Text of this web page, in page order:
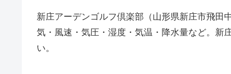
新庄アーデンゴルフ倶楽部（山形県新庄市飛田
気・風速・気圧・湿度・気温・降水量など。新
い。